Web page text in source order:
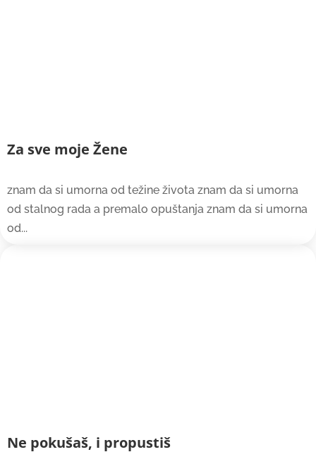
Za sve moje Žene
znam da si umorna od težine života znam da si umorna
od stalnog rada a premalo opuštanja znam da si umorna
od...
Ne pokušaš, i propustiš